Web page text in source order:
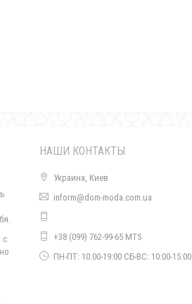
с
НАШИ КОНТАКТЫ
Украина, Киев
inform@dom-moda.com.ua
+38 (099) 762-99-65 MTS
ПН-ПТ: 10:00-19:00 СБ-ВС: 10:00-15:00